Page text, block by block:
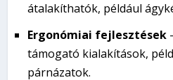
átalakíthatók, például
Ergonómiai fejlesztések
támogató kialakítások,
párnázatok.